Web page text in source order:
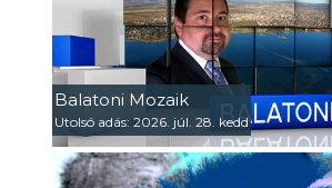
Balatoni Mozaik
Utolsó adás: 2026. júl. 28. kedd